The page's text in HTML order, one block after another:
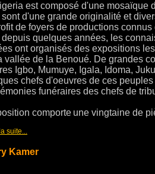
est composé d'une mosaïque
sont d'une grande originalité et
de foyers de productions
depuis quelques années, les
ont organisés des expositions
vallée de la Benoué. De grandes
Igbo, Mumuye, Igala, Idoma,
chefs d'oeuvres de ces
funéraires des chefs de
comporte une vingtaine de
suite...
Kamer